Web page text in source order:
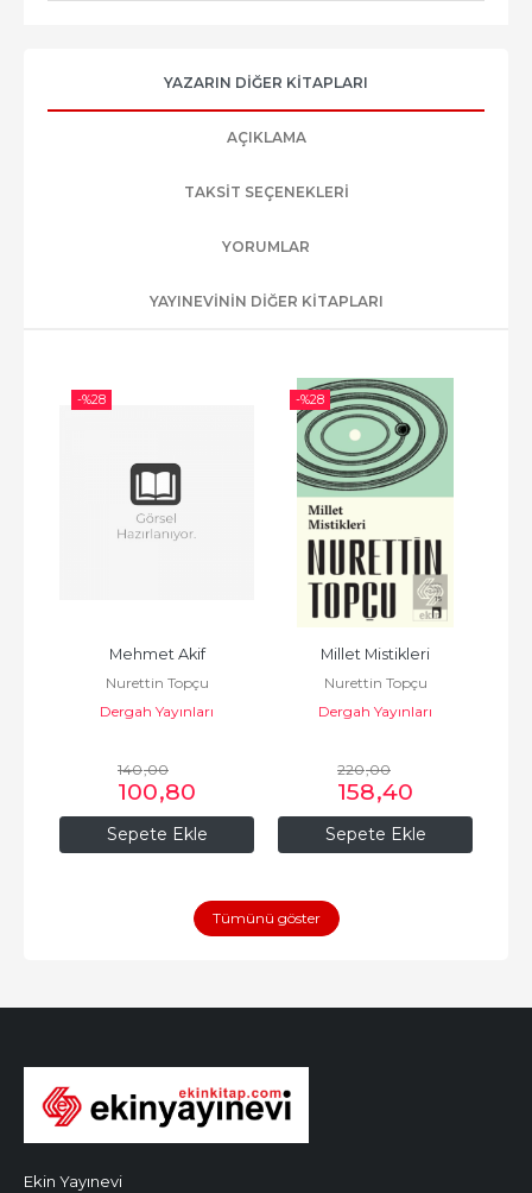
YAZARIN DIĞER KITAPLARI
AÇIKLAMA
TAKSIT SEÇENEKLERI
YORUMLAR
YAYINEVININ DIĞER KITAPLARI
-%28
Sepete Ekle
Mehmet Akif
Nurettin Topçu
Dergah Yayınları
140,00
100,80
-%28
Sepete Ekle
Millet Mistikleri
Nurettin Topçu
Dergah Yayınları
220,00
158,40
Tümünü göster
Ekin Yayınevi